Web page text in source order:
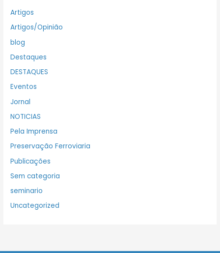
Artigos
Artigos/Opinião
blog
Destaques
DESTAQUES
Eventos
Jornal
NOTICIAS
Pela Imprensa
Preservação Ferroviaria
Publicações
Sem categoria
seminario
Uncategorized